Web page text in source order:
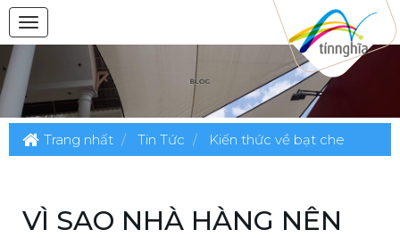
Trang nhất Tin Tức Kiến thức về bạt che
VÌ SAO NHÀ HÀNG NÊN